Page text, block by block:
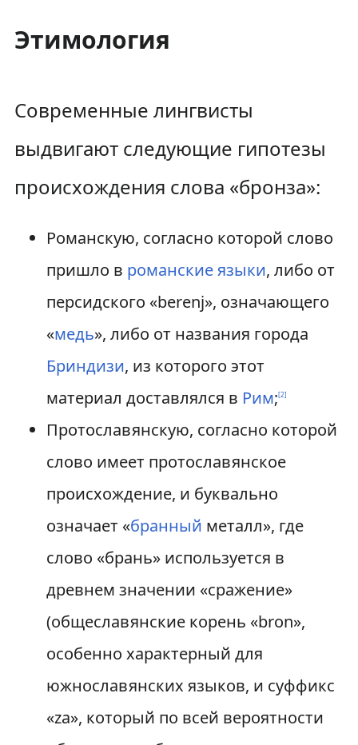
Этимология
Современные лингвисты
выдвигают следующие гипотезы
происхождения слова «бронза»:
Романскую, согласно которой слово
пришло в романские языки, либо от
персидского «berenj», означающего
«медь», либо от названия города
Бриндизи, из которого этот
материал доставлялся в Рим;[2]
Протославянскую, согласно которой
слово имеет протославянское
происхождение, и буквально
означает «бранный металл», где
слово «брань» используется в
древнем значении «сражение»
(общеславянские корень «bron»,
особенно характерный для
южнославянских языков, и суффикс
«za», который по всей вероятности